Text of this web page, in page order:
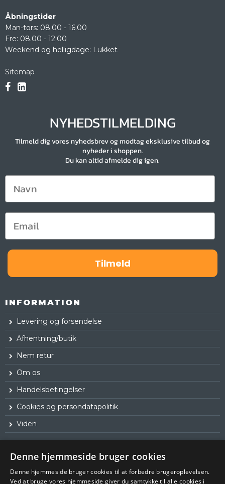
Åbningstider
Man-tors: 08.00 - 16.00
Fre: 08.00 - 12.00
Weekend og helligdage: Lukket
Sitemap
NYHEDSTILMELDING
Tilmeld dig vores nyhedsbrev og modtag eksklusive tilbud og
nyheder i shoppen.
Du kan altid afmelde dig igen.
Tilmeld
INFORMATION
Levering og forsendelse
Afhentning/butik
Nem retur
Om os
Handelsbetingelser
Cookies og persondatapolitik
Viden
Denne hjemmeside bruger cookies
Denne hjemmeside bruger cookies til at forbedre brugeroplevelsen.
Ved at bruge vores hjemmeside giver du samtykke til alle cookies i